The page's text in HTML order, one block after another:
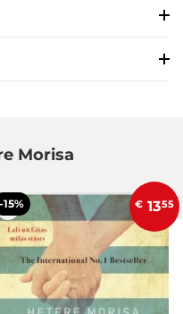
Morisa
-15% € 1355